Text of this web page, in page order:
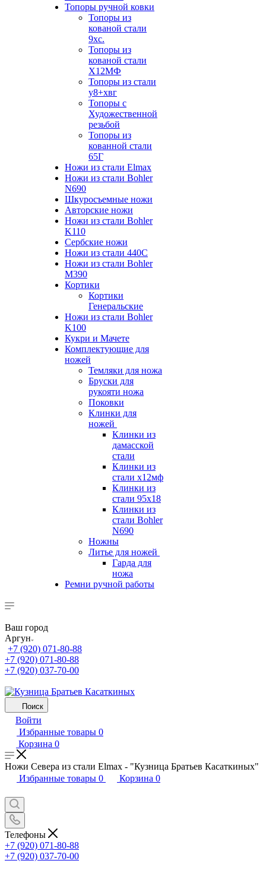
Топоры ручной ковки
Топоры из
кованой стали
9хс.
Топоры из
кованой стали
Х12МФ
Топоры из стали
у8+хвг
Топоры с
Художественной
резьбой
Топоры из
кованной стали
65Г
Ножи из стали Elmax
Ножи из стали Bohler
N690
Шкуросъемные ножи
Авторские ножи
Ножи из стали Bohler
K110
Сербские ножи
Ножи из стали 440С
Ножи из стали Bohler
M390
Кортики
Кортики
Генеральские
Ножи из стали Bohler
K100
Кукри и Мачете
Комплектующие для
ножей
Темляки для ножа
Бруски для
рукояти ножа
Поковки
Клинки для
ножей
Клинки из
дамасской
стали
Клинки из
стали х12мф
Клинки из
стали 95х18
Клинки из
стали Bohler
N690
Ножны
Литье для ножей
Гарда для
ножа
Ремни ручной работы
Ваш город
Аргун
+7 (920) 071-80-88
+7 (920) 071-80-88
+7 (920) 037-70-00
Поиск
Войти
Избранные товары 0
Корзина 0
Ножи Севера из стали Elmax - "Кузница Братьев Касаткиных"
Избранные товары 0 Корзина 0
Телефоны
+7 (920) 071-80-88
+7 (920) 037-70-00